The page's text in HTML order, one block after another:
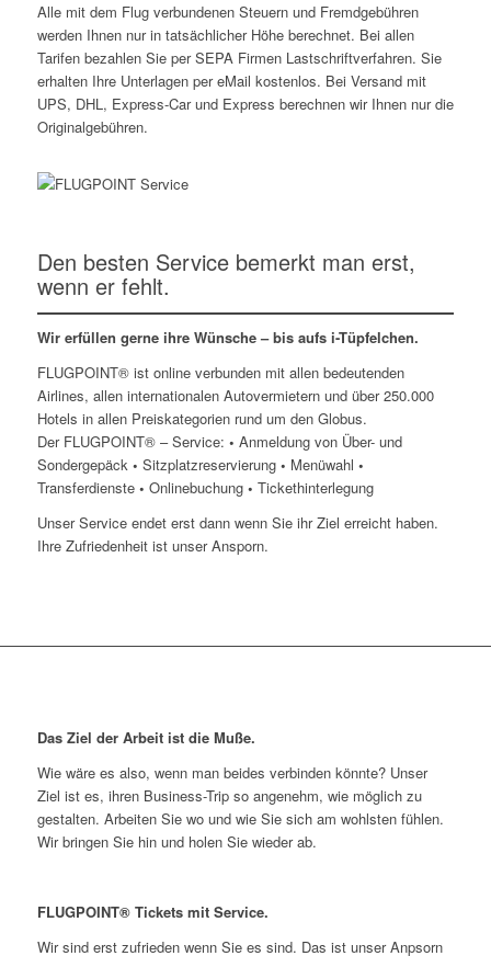
Alle mit dem Flug verbundenen Steuern und Fremdgebühren
werden Ihnen nur in tatsächlicher Höhe berechnet. Bei allen
Tarifen bezahlen Sie per SEPA Firmen Lastschriftverfahren. Sie
erhalten Ihre Unterlagen per eMail kostenlos. Bei Versand mit
UPS, DHL, Express-Car und Express berechnen wir Ihnen nur die
Originalgebühren.
Den besten Service bemerkt man erst,
wenn er fehlt.
Wir erfüllen gerne ihre Wünsche – bis aufs i-Tüpfelchen.
FLUGPOINT® ist online verbunden mit allen bedeutenden
Airlines, allen internationalen Autovermietern und über 250.000
Hotels in allen Preiskategorien rund um den Globus.
Der FLUGPOINT® – Service: • Anmeldung von Über- und
Sondergepäck • Sitzplatzreservierung• Menüwahl •
Transferdienste• Onlinebuchung • Tickethinterlegung
Unser Service endet erst dann wenn Sie ihr Ziel erreicht haben.
Ihre Zufriedenheit ist unser Ansporn.
Das Ziel der Arbeit ist die Muße.
Wie wäre es also, wenn man beides verbinden könnte? Unser
Ziel ist es, ihren Business-Trip so angenehm, wie möglich zu
gestalten. Arbeiten Sie wo und wie Sie sich am wohlsten fühlen.
Wir bringen Sie hin und holen Sie wieder ab.
FLUGPOINT® Tickets mit Service.
Wir sind erst zufrieden wenn Sie es sind. Das ist unser Anpsorn